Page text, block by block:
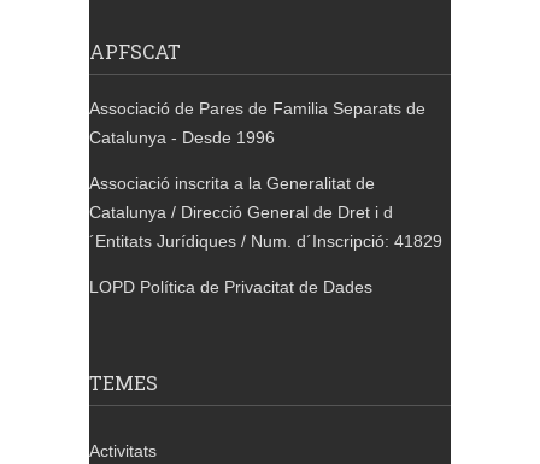
APFSCAT
Associació de Pares de Familia Separats de
Catalunya - Desde 1996
Associació inscrita a la Generalitat de
Catalunya / Direcció General de Dret i d
´Entitats Jurídiques / Num. d´Inscripció: 41829
LOPD Política de Privacitat de Dades
TEMES
Activitats